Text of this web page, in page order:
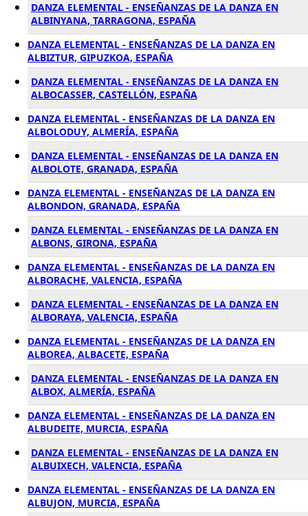
DANZA ELEMENTAL - ENSEÑANZAS DE LA DANZA EN
ALBINYANA, TARRAGONA, ESPAÑA
DANZA ELEMENTAL - ENSEÑANZAS DE LA DANZA EN
ALBIZTUR, GIPUZKOA, ESPAÑA
DANZA ELEMENTAL - ENSEÑANZAS DE LA DANZA EN
ALBOCASSER, CASTELLÓN, ESPAÑA
DANZA ELEMENTAL - ENSEÑANZAS DE LA DANZA EN
ALBOLODUY, ALMERÍA, ESPAÑA
DANZA ELEMENTAL - ENSEÑANZAS DE LA DANZA EN
ALBOLOTE, GRANADA, ESPAÑA
DANZA ELEMENTAL - ENSEÑANZAS DE LA DANZA EN
ALBONDON, GRANADA, ESPAÑA
DANZA ELEMENTAL - ENSEÑANZAS DE LA DANZA EN
ALBONS, GIRONA, ESPAÑA
DANZA ELEMENTAL - ENSEÑANZAS DE LA DANZA EN
ALBORACHE, VALENCIA, ESPAÑA
DANZA ELEMENTAL - ENSEÑANZAS DE LA DANZA EN
ALBORAYA, VALENCIA, ESPAÑA
DANZA ELEMENTAL - ENSEÑANZAS DE LA DANZA EN
ALBOREA, ALBACETE, ESPAÑA
DANZA ELEMENTAL - ENSEÑANZAS DE LA DANZA EN
ALBOX, ALMERÍA, ESPAÑA
DANZA ELEMENTAL - ENSEÑANZAS DE LA DANZA EN
ALBUDEITE, MURCIA, ESPAÑA
DANZA ELEMENTAL - ENSEÑANZAS DE LA DANZA EN
ALBUIXECH, VALENCIA, ESPAÑA
DANZA ELEMENTAL - ENSEÑANZAS DE LA DANZA EN
ALBUJON, MURCIA, ESPAÑA